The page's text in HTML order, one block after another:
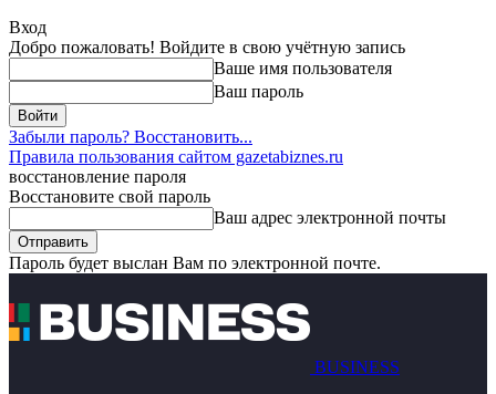
Вход
Добро пожаловать! Войдите в свою учётную запись
Ваше имя пользователя
Ваш пароль
Забыли пароль? Восстановить...
Правила пользования сайтом gazetabiznes.ru
восстановление пароля
Восстановите свой пароль
Ваш адрес электронной почты
Пароль будет выслан Вам по электронной почте.
BUSINESS